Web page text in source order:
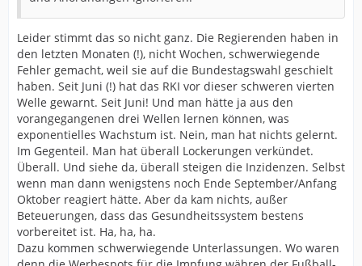
Leider stimmt das so nicht ganz. Die Regierenden haben in
den letzten Monaten (!), nicht Wochen, schwerwiegende
Fehler gemacht, weil sie auf die Bundestagswahl geschielt
haben. Seit Juni (!) hat das RKI vor dieser schweren vierten
Welle gewarnt. Seit Juni! Und man hätte ja aus den
vorangegangenen drei Wellen lernen können, was
exponentielles Wachstum ist. Nein, man hat nichts gelernt.
Im Gegenteil. Man hat überall Lockerungen verkündet.
Überall. Und siehe da, überall steigen die Inzidenzen. Selbst
wenn man dann wenigstens noch Ende September/Anfang
Oktober reagiert hätte. Aber da kam nichts, außer
Beteuerungen, dass das Gesundheitssystem bestens
vorbereitet ist. Ha, ha, ha.
Dazu kommen schwerwiegende Unterlassungen. Wo waren